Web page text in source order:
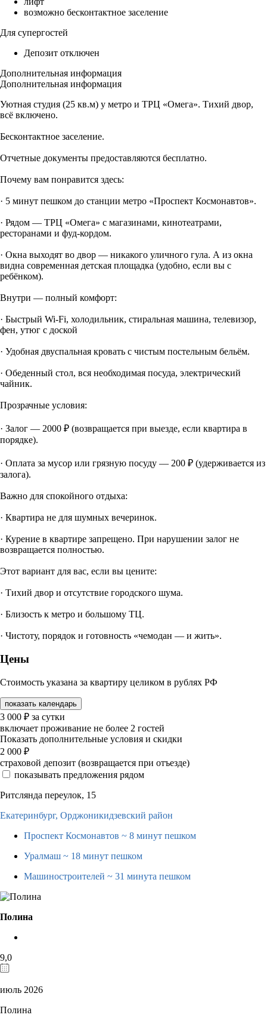
возможно бесконтактное заселение
Для супергостей
Депозит отключен
Дополнительная информация
Дополнительная информация
Уютная студия (25 кв.м) у метро и ТРЦ «Омега». Тихий двор,
всё включено.
Бесконтактное заселение.
Отчетные документы предоставляются бесплатно.
Почему вам понравится здесь:
· 5 минут пешком до станции метро «Проспект Космонавтов».
· Рядом — ТРЦ «Омега» с магазинами, кинотеатрами,
ресторанами и фуд-кордом.
· Окна выходят во двор — никакого уличного гула. А из окна
видна современная детская площадка (удобно, если вы с
ребёнком).
Внутри — полный комфорт:
· Быстрый Wi‑Fi, холодильник, стиральная машина, телевизор,
фен, утюг с доской
· Удобная двуспальная кровать с чистым постельным бельём.
· Обеденный стол, вся необходимая посуда, электрический
чайник.
Прозрачные условия:
· Залог — 2000 ₽ (возвращается при выезде, если квартира в
порядке).
· Оплата за мусор или грязную посуду — 200 ₽ (удерживается из
залога).
Важно для спокойного отдыха:
· Квартира не для шумных вечеринок.
· Курение в квартире запрещено. При нарушении залог не
возвращается полностью.
Этот вариант для вас, если вы цените:
· Тихий двор и отсутствие городского шума.
· Близость к метро и большому ТЦ.
· Чистоту, порядок и готовность «чемодан — и жить».
Цены
Стоимость указана за квартиру целиком в рублях РФ
показать календарь
3 000 ₽ за сутки
включает проживание не более 2 гостей
Показать дополнительные условия и скидки
2 000 ₽
страховой депозит (возвращается при отъезде)
показывать предложения рядом
Ритслянда переулок, 15
Екатеринбург, Орджоникидзевский район
Проспект Космонавтов ~ 8 минут пешком
Уралмаш ~ 18 минут пешком
Машиностроителей ~ 31 минута пешком
Полина
9,0
июль 2026
Полина